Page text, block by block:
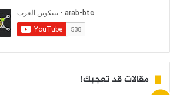
مقالات قد تعجبك!